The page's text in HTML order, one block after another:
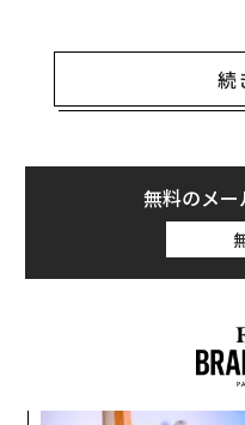
20〜40代男性を対象に
変化しつつある実態が
肌が服装や髪型を抑
調査では「外見を磨く
答えた男性は74.8%、「
続
無料のメ